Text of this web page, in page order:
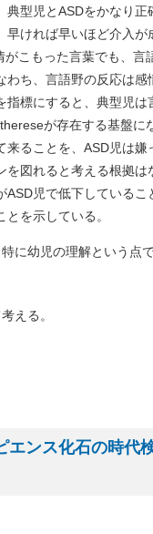
典型児とASDをかなり
ければ早いほど介入
こもった言葉でも、言
わち、言語野の反応は
指標にすると、典型児
が存在する基盤に
来ることを、ASD児は
を図れると考える根拠は
児で低下している
を示している。
に幼児の理解という点
える。
ンス化石の時代